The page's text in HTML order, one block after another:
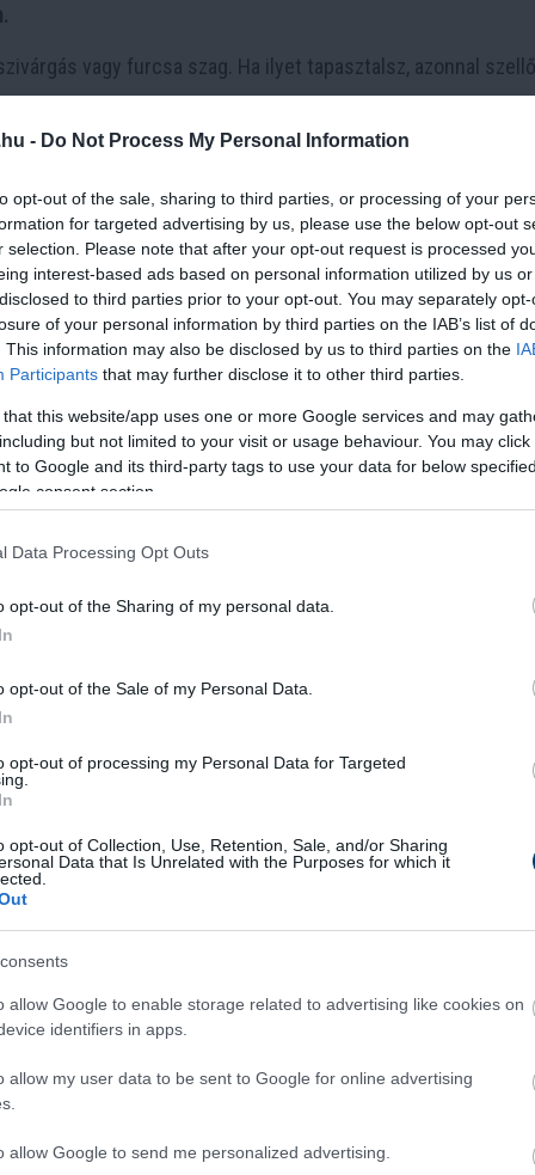
- Do Not Process My Personal Information
opt-out of the sale, sharing to third parties, or processing of your
for targeted advertising by us, please use the below opt-out
selection. Please note that after your opt-out request is processed
interest-based ads based on personal information utilized by us
to third parties prior to your opt-out. You may separately
of your personal information by third parties on the IAB’s list of
This information may also be disclosed by us to third parties on the
Participants that may further disclose it to other third parties.
that this website/app uses one or more Google services and may
but not limited to your visit or usage behaviour. You may
to Google and its third-party tags to use your data for below
consent section.
Data Processing Opt Outs
opt-out of the Sharing of my personal data.
opt-out of the Sale of my Personal Data.
opt-out of processing my Personal Data for Targeted
opt-out of Collection, Use, Retention, Sale, and/or Sharing
Data that Is Unrelated with the Purposes for which it
allow Google to enable storage related to advertising like cookies on
identifiers in apps.
allow my user data to be sent to Google for online advertising
allow Google to send me personalized advertising.
vagy furcsa szag. Ha ilyet tapasztalsz, azonnal
és tartsd lenyomva néhány másodpercig, amíg a
a konvektor teljes lángon kezd működni.
működik, azonban a régebbi típusoknál a
szabályok betartása
élettartamot növeli, hanem a gázfogyasztás
hanem